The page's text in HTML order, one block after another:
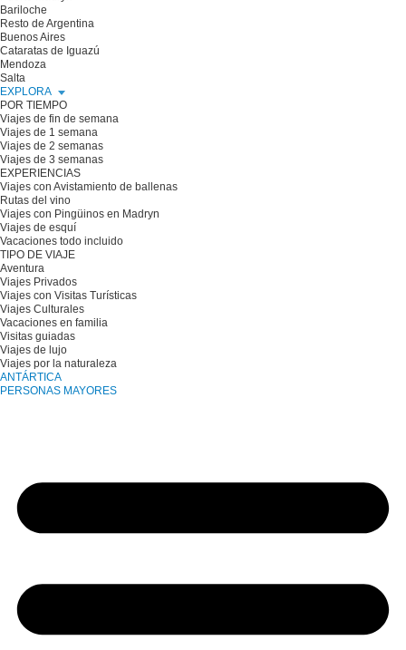
Bariloche
Resto de Argentina
Buenos Aires
Cataratas de Iguazú
Mendoza
Salta
EXPLORA
POR TIEMPO
Viajes de fin de semana
Viajes de 1 semana
Viajes de 2 semanas
Viajes de 3 semanas
EXPERIENCIAS
Viajes con Avistamiento de ballenas
Rutas del vino
Viajes con Pingüinos en Madryn
Viajes de esquí
Vacaciones todo incluido
TIPO DE VIAJE
Aventura
Viajes Privados
Viajes con Visitas Turísticas
Viajes Culturales
Vacaciones en familia
Visitas guiadas
Viajes de lujo
Viajes por la naturaleza
ANTÁRTICA
PERSONAS MAYORES